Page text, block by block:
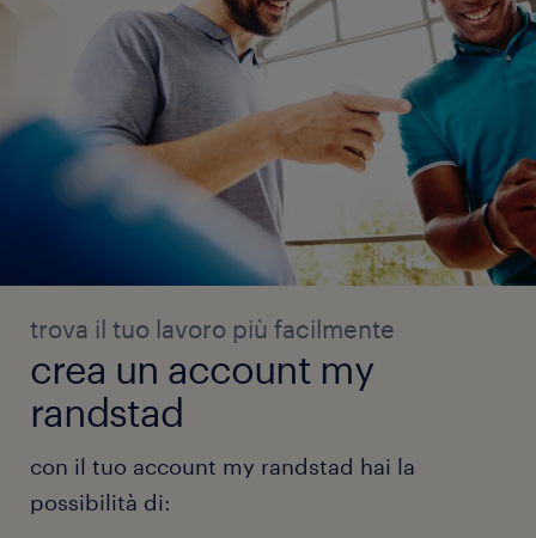
trova il tuo lavoro più facilmente
crea un account my
randstad
con il tuo account my randstad hai la
possibilità di: